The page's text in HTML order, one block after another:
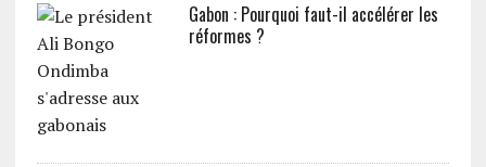
Gabon : Pourquoi faut-il accélérer les
réformes ?